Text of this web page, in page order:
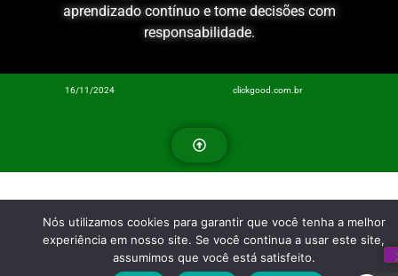
aprendizado contínuo e tome decisões com
responsabilidade.
16/11/2024 clickgood.com.br
Nós utilizamos cookies para garantir que você tenha a melhor
experiência em nosso site. Se você continua a usar este site,
assumimos que você está satisfeito.